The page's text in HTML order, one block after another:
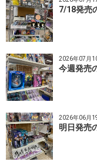
7/18発売
2026年07月
今週発売
2026年06月
明日発売